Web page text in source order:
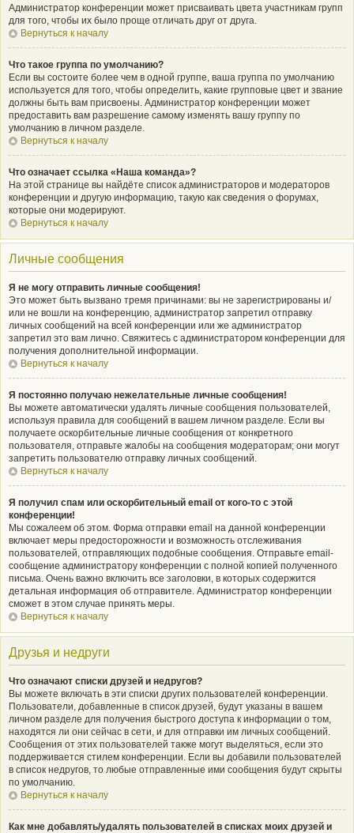
Администратор конференции может присваивать цвета участникам групп
для того, чтобы их было проще отличать друг от друга.
Вернуться к началу
Что такое группа по умолчанию?
Если вы состоите более чем в одной группе, ваша группа по умолчанию
используется для того, чтобы определить, какие групповые цвет и звание
должны быть вам присвоены. Администратор конференции может
предоставить вам разрешение самому изменять вашу группу по
умолчанию в личном разделе.
Вернуться к началу
Что означает ссылка «Наша команда»?
На этой странице вы найдёте список администраторов и модераторов
конференции и другую информацию, такую как сведения о форумах,
которые они модерируют.
Вернуться к началу
Личные сообщения
Я не могу отправить личные сообщения!
Это может быть вызвано тремя причинами: вы не зарегистрированы и/
или не вошли на конференцию, администратор запретил отправку
личных сообщений на всей конференции или же администратор
запретил это вам лично. Свяжитесь с администратором конференции для
получения дополнительной информации.
Вернуться к началу
Я постоянно получаю нежелательные личные сообщения!
Вы можете автоматически удалять личные сообщения пользователей,
используя правила для сообщений в вашем личном разделе. Если вы
получаете оскорбительные личные сообщения от конкретного
пользователя, отправьте жалобы на сообщения модераторам; они могут
запретить пользователю отправку личных сообщений.
Вернуться к началу
Я получил спам или оскорбительный email от кого-то с этой
конференции!
Мы сожалеем об этом. Форма отправки email на данной конференции
включает меры предосторожности и возможность отслеживания
пользователей, отправляющих подобные сообщения. Отправьте email-
сообщение администратору конференции с полной копией полученного
письма. Очень важно включить все заголовки, в которых содержится
детальная информация об отправителе. Администратор конференции
сможет в этом случае принять меры.
Вернуться к началу
Друзья и недруги
Что означают списки друзей и недругов?
Вы можете включать в эти списки других пользователей конференции.
Пользователи, добавленные в список друзей, будут указаны в вашем
личном разделе для получения быстрого доступа к информации о том,
находятся ли они сейчас в сети, и для отправки им личных сообщений.
Сообщения от этих пользователей также могут выделяться, если это
поддерживается стилем конференции. Если вы добавили пользователей
в список недругов, то любые отправленные ими сообщения будут скрыты
по умолчанию.
Вернуться к началу
Как мне добавлять/удалять пользователей в списках моих друзей и